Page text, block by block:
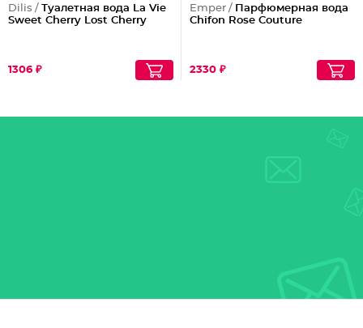
Dilis / Туалетная вода La Vie
Sweet Cherry Lost Cherry
1306 ₽
Emper / Парфюмерная вода
Chifon Rose Couture
2330 ₽